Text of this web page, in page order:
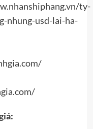
ty-
nhung-usd-lai-ha-